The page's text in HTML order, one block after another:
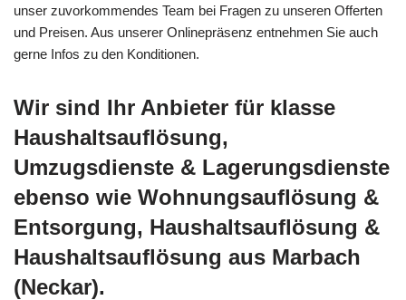
unser zuvorkommendes Team bei Fragen zu unseren Offerten
und Preisen. Aus unserer Onlinepräsenz entnehmen Sie auch
gerne Infos zu den Konditionen.
Wir sind Ihr Anbieter für klasse
Haushaltsauflösung,
Umzugsdienste & Lagerungsdienste
ebenso wie Wohnungsauflösung &
Entsorgung, Haushaltsauflösung &
Haushaltsauflösung aus Marbach
(Neckar).